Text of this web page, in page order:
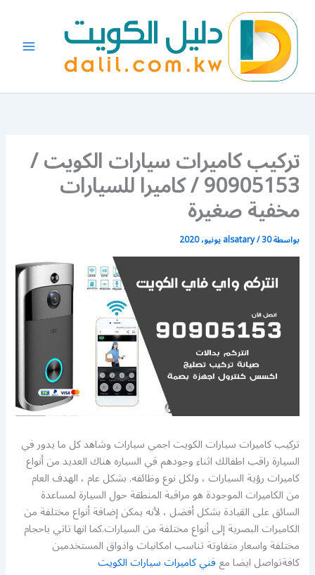
المحتوى
تركيب كاميرات سيارات الكويت /
90905153 / كاميرا للسيارات
مخفية صغيرة
بواسطة alsatary/30 يونيو، 2020
تركيب كاميرات سيارات الكويت اجمي سيارات وشاهد كل ما يدور في
السيارة راقب اطفالك اثناء وجودهم قي السياره هناك العديد من أنواع
كاميرات رؤية السيارات ، ولكل نوع وظائفه. بشكل عام ، الهدف العام
من الكاميرات الموجودة هو مراقبة المنطقة حول السيارة لمساعدة
السائق على القيادة بشكل أفضل ، لأنه يمكن إضافة أنواع مختلفة من
الكاميرات البصرية إلى أنواع مختلفة من السيارات.كما انها تاتي باحجام
مختلفة واسعار متفاوتة تناسب امكانيات واذواق المستخدمين
كافةتواصل ايضا معفني كاميرات سيارات الكويت